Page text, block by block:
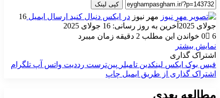
کپی لینک
مهر نیوز در ایکس دنبال کنید ارسال ایمیل 16
جولای 2025
آخرین به روز رسانی: 16 جولای 2025
0
6
خواندن این مطلب 2 دقیقه زمان میبرد
نمایش بیشتر
اشتراک گذاری
فیس بوک ایکس لینکدین ‫تامبلر ‫پین‌ترست ‫رددیت واتس آپ تلگرام
اشتراک گذاری از طریق ایمیل چاپ
مطالعه بعدی